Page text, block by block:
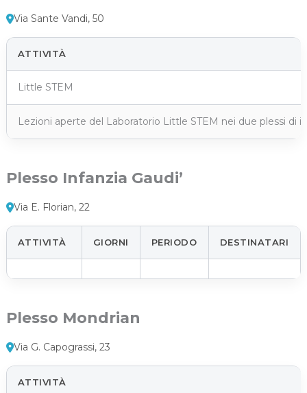
Via Sante Vandi, 50
ATTIVITÀ
Little STEM
Lezioni aperte del Laboratorio Little STEM nei due plessi di
Plesso Infanzia Gaudi’
Via E. Florian, 22
ATTIVITÀ GIORNI PERIODO DESTINATARI
Plesso Mondrian
Via G. Capograssi, 23
ATTIVITÀ